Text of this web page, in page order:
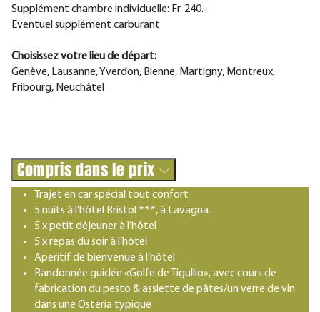
Supplément chambre individuelle: Fr. 240.-
Eventuel supplément carburant
Choisissez votre lieu de départ:
Genève, Lausanne, Yverdon, Bienne, Martigny, Montreux,
Fribourg, Neuchâtel
Compris dans le prix
Trajet en car spécial tout confort
5 nuits à l’hôtel Bristol ***, à Lavagna
5 x petit déjeuner à l’hôtel
5 x repas du soir à l’hôtel
Apéritif de bienvenue à l’hôtel
Randonnée guidée «Golfe de Tigullio», avec cours de
fabrication du pesto & assiette de pâtes/un verre de vin
dans une Osteria typique